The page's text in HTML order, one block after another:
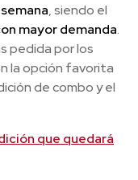
, siendo el
mayor demanda.
pedida por los
la opción favorita
de combo y el
que quedará